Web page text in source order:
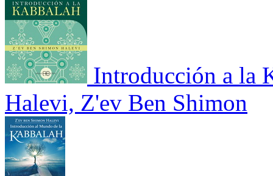
Introducción a la
Halevi, Z'ev Ben Shimon